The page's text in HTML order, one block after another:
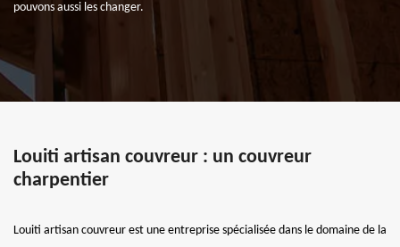
pouvons aussi les changer.
Louiti artisan couvreur : un couvreur
charpentier
Louiti artisan couvreur est une entreprise spécialisée dans le domaine de la